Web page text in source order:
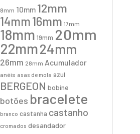
8mm 10mm 12mm
14mm16mm 17mm
18mm 19mm 20mm
22mm24mm
26mm 28mm Acumulador
anéis asas de mola azul
BERGEON bobine
botões bracelete
branco castanha castanho
cromados desandador